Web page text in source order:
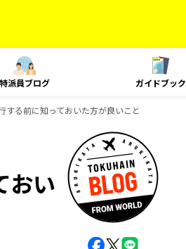
特派員ブログ ガイドブック
する前に知っておいた方が良いこと
おい